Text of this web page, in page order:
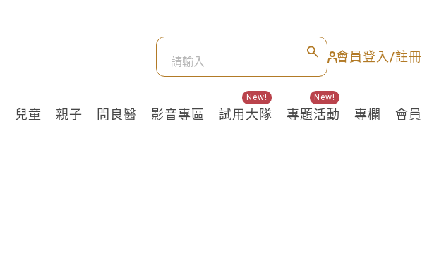
會員登入/註冊
兒童 親子 問良醫 影音專區 試用大隊
New!
專題活動
New!
專欄 會員